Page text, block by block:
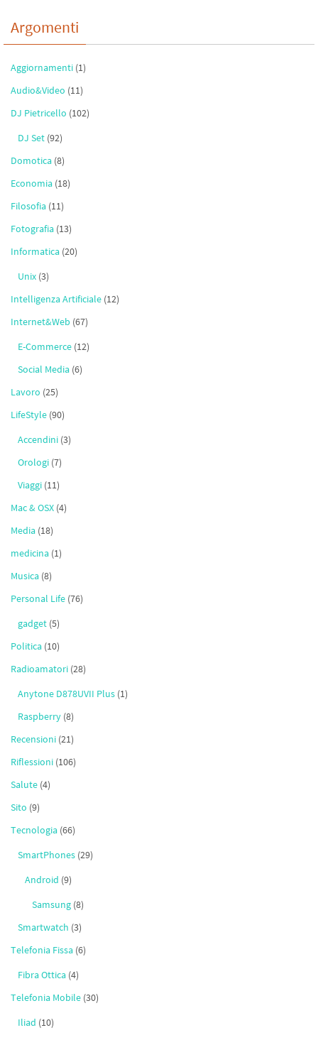
Argomenti
Aggiornamenti (1)
Audio&Video (11)
DJ Pietricello (102)
DJ Set (92)
Domotica (8)
Economia (18)
Filosofia (11)
Fotografia (13)
Informatica (20)
Unix (3)
Intelligenza Artificiale (12)
Internet&Web (67)
E-Commerce (12)
Social Media (6)
Lavoro (25)
LifeStyle (90)
Accendini (3)
Orologi (7)
Viaggi (11)
Mac & OSX (4)
Media (18)
medicina (1)
Musica (8)
Personal Life (76)
gadget (5)
Politica (10)
Radioamatori (28)
Anytone D878UVII Plus (1)
Raspberry (8)
Recensioni (21)
Riflessioni (106)
Salute (4)
Sito (9)
Tecnologia (66)
SmartPhones (29)
Android (9)
Samsung (8)
Smartwatch (3)
Telefonia Fissa (6)
Fibra Ottica (4)
Telefonia Mobile (30)
Iliad (10)